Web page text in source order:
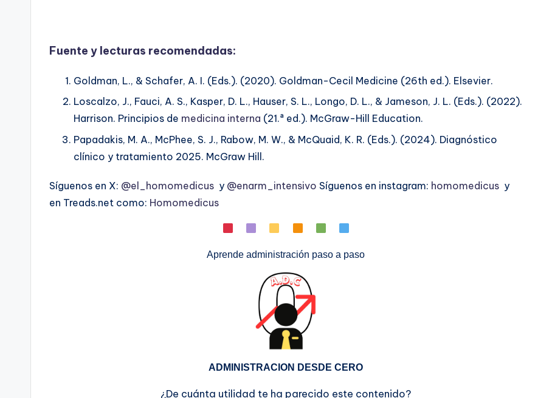
Fuente y lecturas recomendadas:
Goldman, L., & Schafer, A. I. (Eds.). (2020). Goldman-Cecil Medicine (26th ed.). Elsevier.
Loscalzo, J., Fauci, A. S., Kasper, D. L., Hauser, S. L., Longo, D. L., & Jameson, J. L. (Eds.). (2022).
Harrison. Principios de medicina interna (21.ª ed.). McGraw-Hill Education.
Papadakis, M. A., McPhee, S. J., Rabow, M. W., & McQuaid, K. R. (Eds.). (2024). Diagnóstico
clínico y tratamiento 2025. McGraw Hill.
Síguenos en X: @el_homomedicus y @enarm_intensivo Síguenos en instagram: homomedicus y
en Treads.net como: Homomedicus
Aprende administración paso a paso
ADMINISTRACION DESDE CERO
¿De cuánta utilidad te ha parecido este contenido?